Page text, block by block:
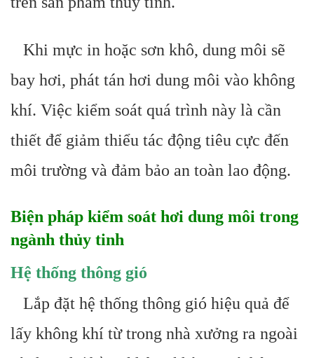
Khi mực in hoặc sơn khô, dung môi sẽ
bay hơi, phát tán hơi dung môi vào không
khí. Việc kiểm soát quá trình này là cần
thiết để giảm thiểu tác động tiêu cực đến
môi trường và đảm bảo an toàn lao động.
Biện pháp kiểm soát hơi dung môi trong
ngành thủy tinh
Hệ thống thông gió
Lắp đặt hệ thống thông gió hiệu quả để
lấy không khí từ trong nhà xưởng ra ngoài